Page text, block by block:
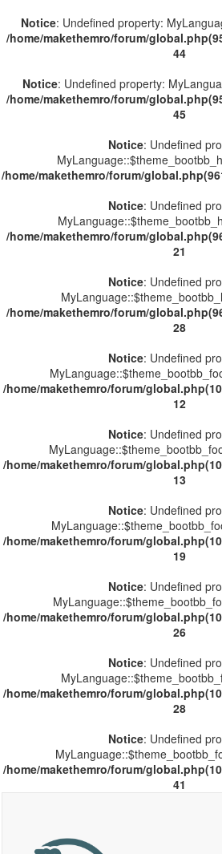
Notice: Undefined property:
/home/makethemro/forum/
44
Notice: Undefined property:
/home/makethemro/forum/
45
Notice: Undefined
/home/makethemro/forum/
Notice: Undefined
/home/makethemro/forum/
21
Notice: Undefined
/home/makethemro/forum/
28
Notice: Undefined
/home/makethemro/forum/
12
Notice: Undefined
/home/makethemro/forum/
13
Notice: Undefined
/home/makethemro/forum/
19
Notice: Undefined
/home/makethemro/forum/
26
Notice: Undefined
/home/makethemro/forum/
28
Notice: Undefined
/home/makethemro/forum/
41